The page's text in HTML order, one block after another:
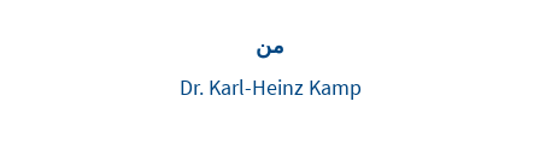
من
Dr. Karl-Heinz Kamp